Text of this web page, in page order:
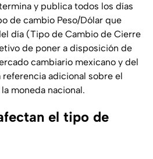
y publica todos los días
de cambio Peso/Dólar que
día (Tipo de Cambio de Cierre
de poner a disposición de
cambiario mexicano y del
adicional sobre el
moneda nacional.
el tipo de